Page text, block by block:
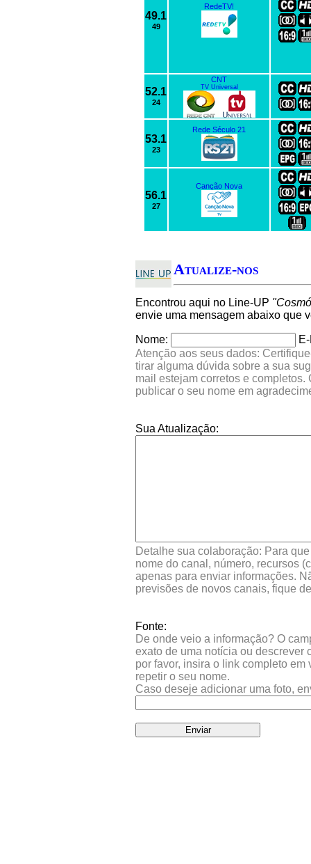
49.1
49
RedeTV!
52.1
24
CNT
TV Universal
53.1
23
Rede Século 21
56.1
27
Canção Nova
Atualize-nos
Encontrou aqui no Line-UP
envie uma mensagem abaixo que
Nome:
Atenção aos seus dados:
tirar alguma dúvida sobre a sua
mail estejam corretos e
publicar o seu nome em
Sua Atualização:
Detalhe sua colaboração: Para
nome do canal, número, recursos
apenas para enviar informações.
previsões de novos canais, fique
Fonte:
De onde veio a informação? O
exato de uma notícia ou descrever
por favor, insira o link completo
repetir o seu nome.
Caso deseje adicionar uma foto,